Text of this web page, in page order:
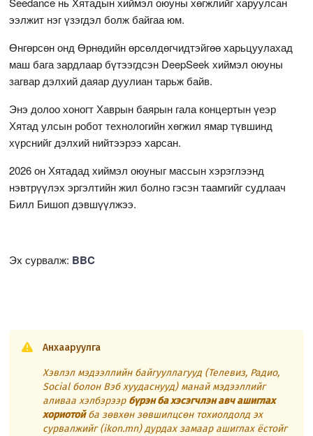
ээлжит нэг үзэгдэл болж байгаа юм.
Өнгөрсөн онд Өрнөдийн өрсөлдөгчидтэйгөө харьцуулахад
маш бага зардлаар бүтээгдсэн DeepSeek хиймэл оюуны
загвар дэлхий даяар дуулиан тарьж байв.
Энэ долоо хоногт Хаврын баярын гала концертын үеэр
Хятад улсын робот технологийн хөгжил ямар түвшинд
хүрснийг дэлхий нийтээрээ харсан.
2026 он Хятадад хиймэл оюуныг массын хэрэглээнд
нэвтрүүлэх эргэлтийн жил болно гэсэн таамгийг судлаач
Билл Бишоп дэвшүүлжээ.
Эх сурвалж: BBC
Анхааруулга
Хэвлэл мэдээллийн байгууллагууд (Телевиз, Радио,
Social болон Вэб хуудаснууд) манай мэдээллийг
аливаа хэлбэрээр бүрэн ба хэсэгчлэн авч ашиглах
хориотойба зөвхөн зөвшилцсөн тохиолдолд эх
сурвалжийг (ikon.mn) дурдах замаар ашиглах ёстойг